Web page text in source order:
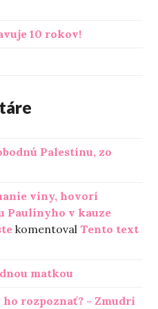
10 rokov!
Palestínu, zo
viny, hovorí
Paulínyho v kauze
komentoval Tento text
matkou
ho rozpoznať? - Zmudri